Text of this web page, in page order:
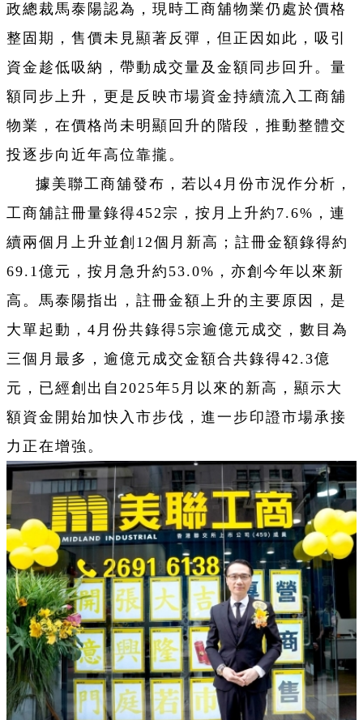
政總裁馬泰陽認為，現時工商舖物業仍處於價格
整固期，售價未見顯著反彈，但正因如此，吸引
資金趁低吸納，帶動成交量及金額同步回升。量
額同步上升，更是反映市場資金持續流入工商舖
物業，在價格尚未明顯回升的階段，推動整體交
投逐步向近年高位靠攏。
據 美聯工商舖發布， 若以4月份市況作分析，
工商舖註冊量錄得452宗，按月上升約7.6%，連
續兩個月上升並創12個月新高；註冊金額錄得約
69.1億元，按月急升約53.0%，亦創今年以來新
高。馬泰陽指出，註冊金額上升的主要原因，是
大單起動，4月份共錄得5宗逾億元成交，數目為
三個月最多，逾億元成交金額合共錄得42.3億
元，已經創出自2025年5月以來的新高，顯示大
額資金開始加快入市步伐，進一步印證市場承接
力正在增強。